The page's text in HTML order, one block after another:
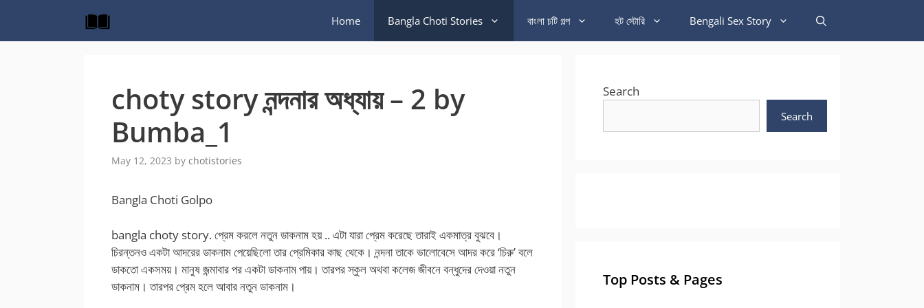
content
Home Bangla Choti Stories বাংলা চটি গল্প হট স্টোরি Bengali Sex Story
choty story নন্দনার অধ্যায় – 2 by
Bumba_1
May 12, 2023 by chotistories
Bangla Choti Golpo
bangla choty story. প্রেম করলে নতুন ডাকনাম হয় .. এটা যারা প্রেম করেছে তারাই একমাত্র বুঝবে।
চিরন্তনও একটা আদরের ডাকনাম পেয়েছিলো তার প্রেমিকার কাছ থেকে। নন্দনা তাকে ভালোবেসে আদর করে ‘চিরু’ বলে
ডাকতো একসময়। মানুষ জন্মাবার পর একটা ডাকনাম পায়। তারপর স্কুল অথবা কলেজ জীবনে বন্ধুদের দেওয়া নতুন
ডাকনাম। তারপর প্রেম হলে আবার নতুন ডাকনাম।
Search
Search
Top Posts & Pages